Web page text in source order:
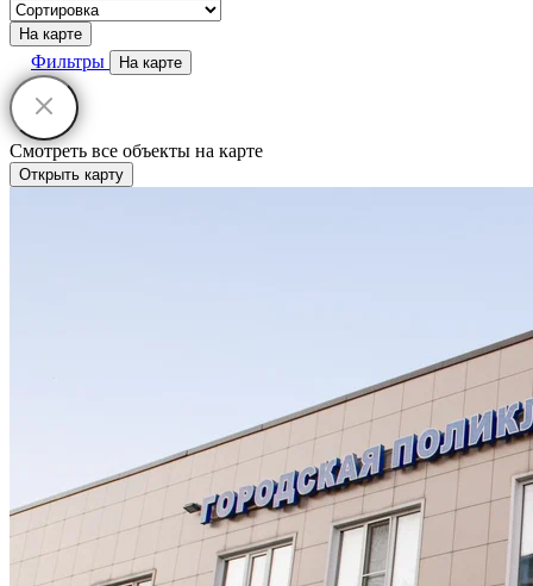
На карте
Фильтры На карте
Смотреть все объекты на карте
Открыть карту